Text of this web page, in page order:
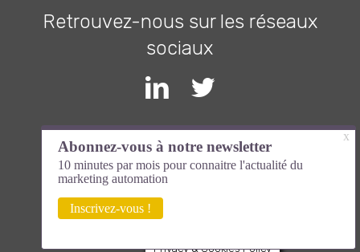
Retrouvez-nous sur les réseaux
sociaux
Inscrivez-vous à la newsletter et
devenez expert en marketing
automation
Privacy & Cookies Policy